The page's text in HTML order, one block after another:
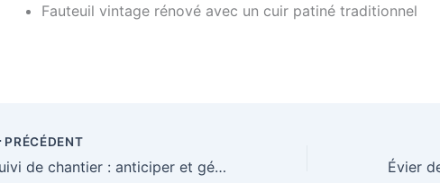
Fauteuil vintage rénové avec un cuir patiné traditionnel
PRÉCÉDENT
Suivi de chantier : anticiper et gérer les imprévus